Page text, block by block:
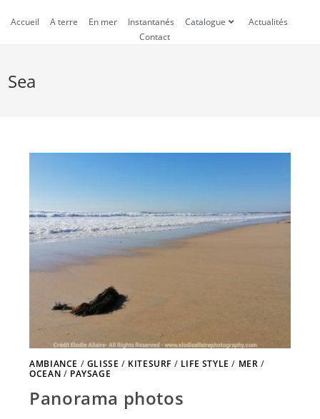
Accueil A terre En mer Instantanés Catalogue
Actualités
Contact
Sea
AMBIANCE / GLISSE / KITESURF / LIFE STYLE / MER /
OCEAN / PAYSAGE
Panorama photos